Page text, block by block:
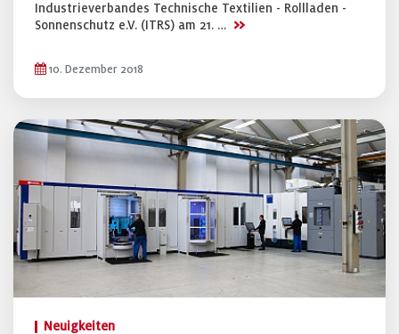
Industrieverbandes Technische Textilien - Rollladen -
Sonnenschutz e.V. (ITRS) am 21. … >>
10. Dezember 2018
Neuigkeiten